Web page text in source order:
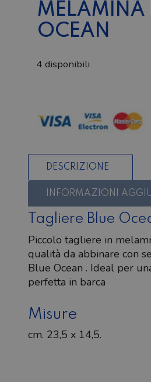
MELAMINA
OCEAN
4 disponibili
melamina
Ocean
quantità
DESCRIZIONE
INFORMAZIONI
Tagliere Blue
Piccolo tagliere in
qualità da abbinare con
Blue Ocean . Ideal per
perfetta in barca
Misure
cm. 23,5 x 14,5.